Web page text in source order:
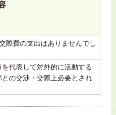
際費の支出はありませんでし
を代表して対外的に活動する
との交渉・交際上必要とされ